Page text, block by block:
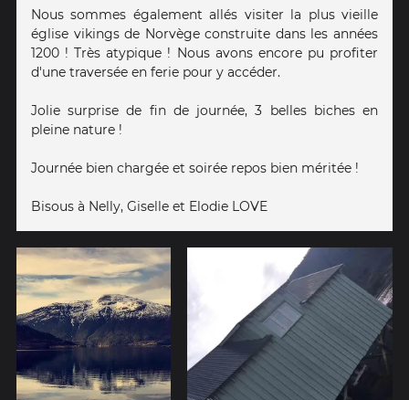
Nous sommes également allés visiter la plus vieille
église vikings de Norvège construite dans les années
1200 ! Très atypique ! Nous avons encore pu profiter
d'une traversée en ferie pour y accéder.
Jolie surprise de fin de journée, 3 belles biches en
pleine nature !
Journée bien chargée et soirée repos bien méritée !
Bisous à Nelly, Giselle et Elodie LOVE